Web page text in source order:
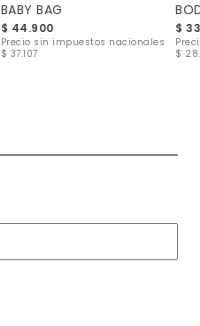
BABY BAG
$ 44.900
Precio sin impuestos nacionales
$ 37.107
$
$